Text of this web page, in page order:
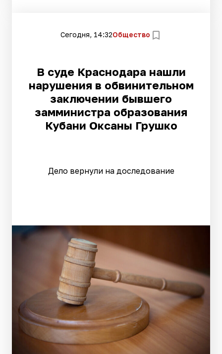
Сегодня, 14:32Общество
В суде Краснодара нашли
нарушения в обвинительном
заключении бывшего
замминистра образования
Кубани Оксаны Грушко
Дело вернули на доследование